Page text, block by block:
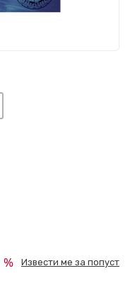
Извести ме за попуст